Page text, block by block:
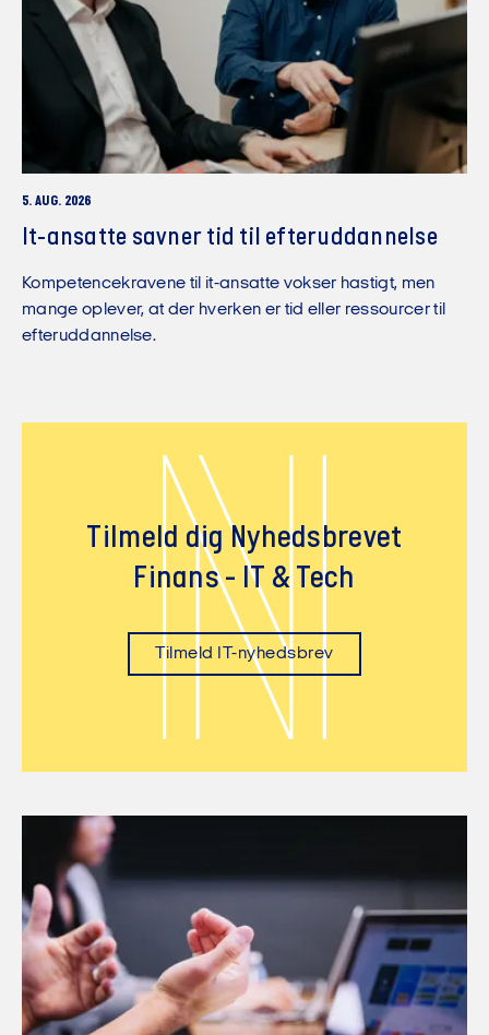
5. AUG. 2026
It-ansatte savner tid til efteruddannelse
Kompetencekravene til it-ansatte vokser hastigt, men
mange oplever, at der hverken er tid eller ressourcer til
efteruddannelse.
N
Tilmeld dig Nyhedsbrevet
Finans - IT & Tech
Tilmeld IT-nyhedsbrev